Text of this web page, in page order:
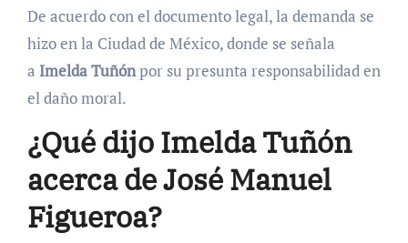
De acuerdo con el documento legal, la demanda se
hizo en la Ciudad de México, donde se señala
a Imelda Tuñónpor su presunta responsabilidad en
el daño moral.
¿Qué dijo Imelda Tuñón
acerca de José Manuel
Figueroa?